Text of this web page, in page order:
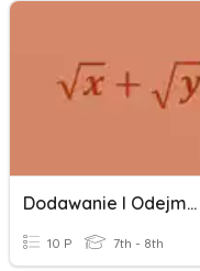
Dodawanie I Odejmowanie Pierwiastków
10 P 7th - 8th